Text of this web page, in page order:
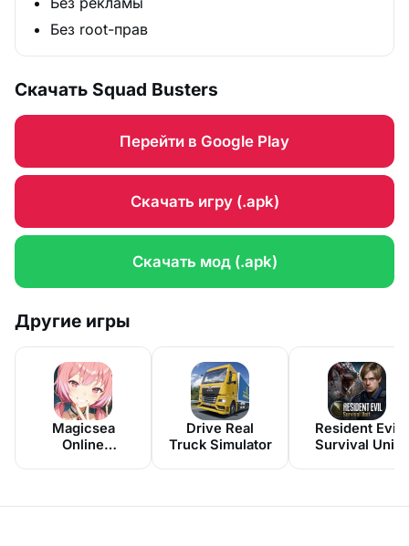
Без root-прав
Скачать Squad Busters
Перейти в Google Play
Скачать игру (.apk)
Скачать мод (.apk)
Другие игры
Magicsea
Online
Drive Real
Truck Simulator
Resident Evil
Survival Unit